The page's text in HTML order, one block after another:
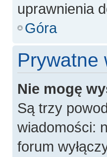
uprawnienia
Góra
Prywatne
Nie mogę
Są trzy
wiadomości:
forum